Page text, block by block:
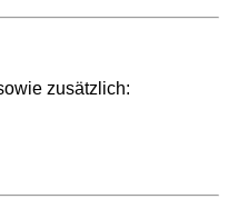
zusätzlich: